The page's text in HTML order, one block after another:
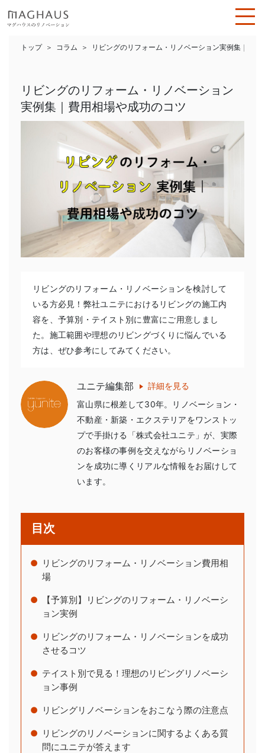
トップ コラム リビングのリフォーム・リノベーション実例集｜費用
リビングのリフォーム・リノベーション
実例集｜費用相場や成功のコツ
リビングのリフォーム・リノベーションを検討して
いる方必見！弊社ユニテにおけるリビングの施工内
容を、予算別・テイスト別に豊富にご用意しまし
た。施工範囲や理想のリビングづくりに悩んでいる
方は、ぜひ参考にしてみてください。
ユニテ編集部
詳細を見る
富山県に根差して30年。リノベーション・
不動産・新築・エクステリアをワンストッ
プで手掛ける「株式会社ユニテ」が、実際
のお客様の事例を交えながらリノベーショ
ンを成功に導くリアルな情報をお届けして
います。
目次
リビングのリフォーム・リノベーション費用相
場
【予算別】リビングのリフォーム・リノベーシ
ョン実例
リビングのリフォーム・リノベーションを成功
させるコツ
テイスト別で見る！理想のリビングリノベーシ
ョン事例
リビングリノベーションをおこなう際の注意点
リビングのリノベーションに関するよくある質
問にユニテが答えます